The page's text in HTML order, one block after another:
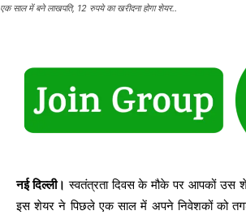
एक साल में बने लाखपति, 12 रुपये का खरीदना होगा शेयर..
नई दिल्ली। स्वतंत्रता दिवस के मौके पर आपकों उस
इस शेयर ने पिछले एक साल में अपने निवेशकों को